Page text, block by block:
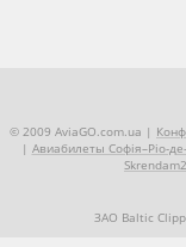
© 2009 AviaGO.com.ua |
| Авиабилеты Софія–Ріо-
ЗАО Baltic